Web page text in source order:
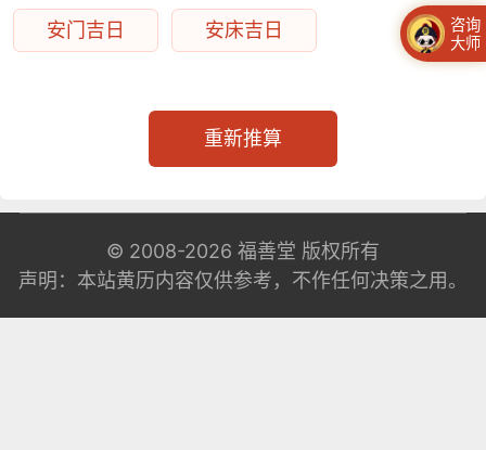
安门吉日 安床吉日
重新推算
© 2008-2026 福善堂 版权所有
声明：本站黄历内容仅供参考，不作任何决策之用。
咨询
大师